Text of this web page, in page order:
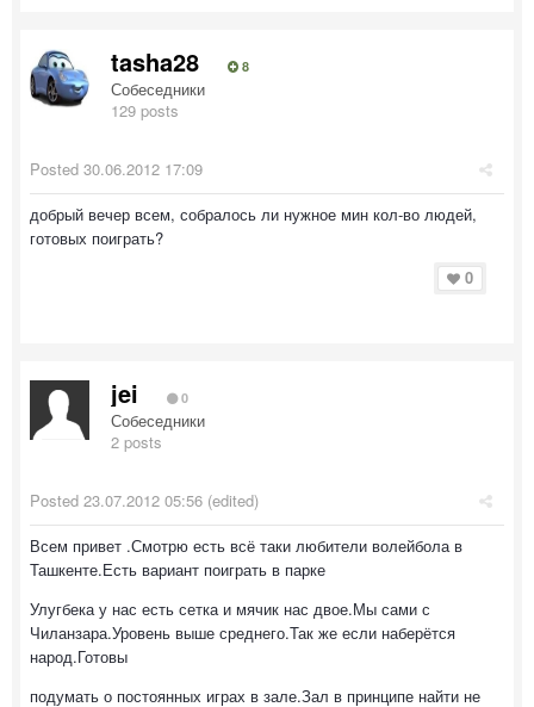
tasha28 8
Собеседники
129 posts
Posted 30.06.2012 17:09
добрый вечер всем, собралось ли нужное мин кол-во людей,
готовых поиграть?
0
jei 0
Собеседники
2 posts
Posted 23.07.2012 05:56 (edited)
Всем привет .Смотрю есть всё таки любители волейбола в
Ташкенте.Есть вариант поиграть в парке
Улугбека у нас есть сетка и мячик нас двое.Мы сами с
Чиланзара.Уровень выше среднего.Так же если наберётся
народ.Готовы
подумать о постоянных играх в зале.Зал в принципе найти не